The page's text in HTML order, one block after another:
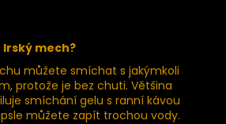
mech?
můžete smíchat s jakýmkoli
protože je bez chuti. Většina
smíchání gelu s ranní kávou
můžete zapít trochou vody.